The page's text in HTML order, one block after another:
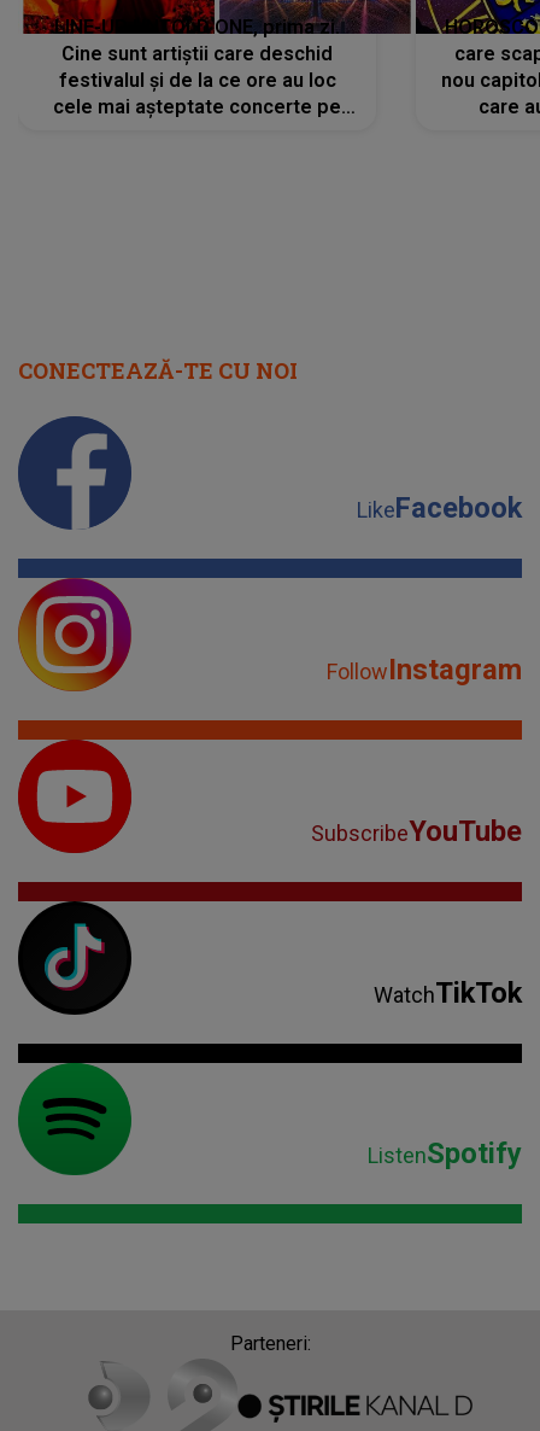
LINE-UP UNTOLD ONE, prima zi.
Cine sunt artiștii care deschid
festivalul și de la ce ore au loc
cele mai așteptate concerte pe
care
nou
care
CONECTEAZĂ-TE CU NOI
LikeFacebook
FollowInstagram
SubscribeYouTube
WatchTikTok
ListenSpotify
Parteneri: